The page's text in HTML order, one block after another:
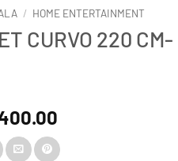
/ HOME ENTERTAINMENT
CURVO 220